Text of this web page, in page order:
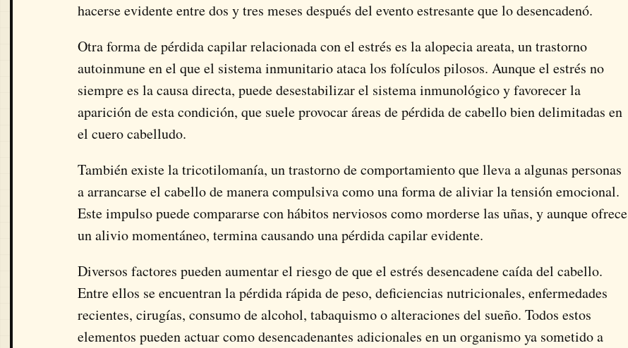
hacerse evidente entre dos y tres meses después del evento estresante que lo desencadenó.
Otra forma de pérdida capilar relacionada con el estrés es laalopecia areata, un trastorno
autoinmune en el que el sistema inmunitario ataca los folículos pilosos. Aunque el estrés no
siempre es la causa directa, puede desestabilizar el sistema inmunológico y favorecer la
aparición de esta condición, que suele provocar áreas de pérdida de cabello bien delimitadas en
el cuero cabelludo.
También existe latricotilomanía, un trastorno de comportamiento que lleva a algunas personas
a arrancarse el cabello de manera compulsiva como una forma de aliviar la tensión emocional.
Este impulso puede compararse con hábitos nerviosos como morderse las uñas, y aunque ofrece
un alivio momentáneo, termina causando una pérdida capilar evidente.
Diversos factores pueden aumentar el riesgo de que el estrés desencadene caída del cabello.
Entre ellos se encuentran la pérdida rápida de peso, deficiencias nutricionales, enfermedades
recientes, cirugías, consumo de alcohol, tabaquismo o alteraciones del sueño. Todos estos
elementos pueden actuar como desencadenantes adicionales en un organismo ya sometido a